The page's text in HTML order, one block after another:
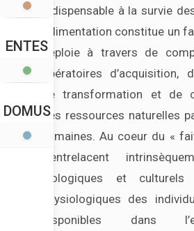
ENTES
DOMUS
Indispensable à la survie
l’alimentation constitue un
déploie à travers de
opératoires d’acquisition,
de transformation et de
des ressources naturelles
humaines. Au coeur du «
s’entrelacent
biologiques et
physiologiques des
disponibles dans